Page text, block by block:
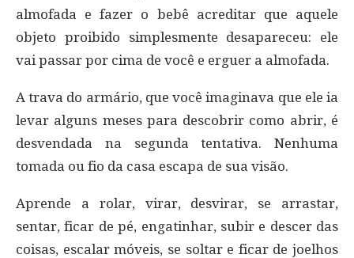
almofada e fazer o bebê acreditar que aquele
objeto proibido simplesmente desapareceu: ele
vai passar por cima de você e erguer a almofada.
A trava do armário, que você imaginava que ele ia
levar alguns meses para descobrir como abrir, é
desvendada na segunda tentativa. Nenhuma
tomada ou fio da casa escapa de sua visão.
Aprende a rolar, virar, desvirar, se arrastar,
sentar, ficar de pé, engatinhar, subir e descer das
coisas, escalar móveis, se soltar e ficar de joelhos